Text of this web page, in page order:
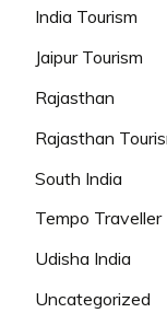
India Tourism
Jaipur Tourism
Rajasthan
Rajasthan
South India
Tempo Traveller
Udisha India
Uncategorized